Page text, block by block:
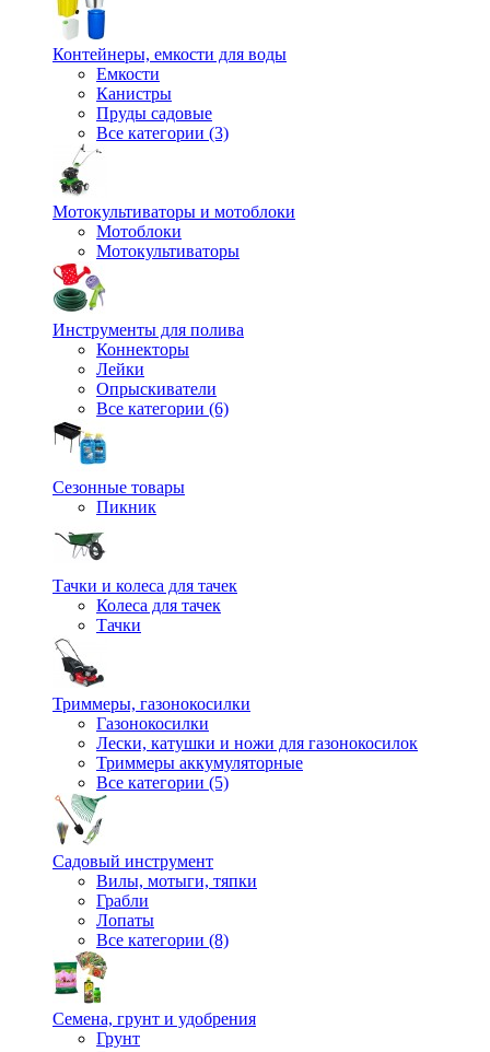
Контейнеры, емкости для воды
Емкости
Канистры
Пруды садовые
Все категории (3)
Мотокультиваторы и мотоблоки
Мотоблоки
Мотокультиваторы
Инструменты для полива
Коннекторы
Лейки
Опрыскиватели
Все категории (6)
Сезонные товары
Пикник
Тачки и колеса для тачек
Колеса для тачек
Тачки
Триммеры, газонокосилки
Газонокосилки
Лески, катушки и ножи для газонокосилок
Триммеры аккумуляторные
Все категории (5)
Садовый инструмент
Вилы, мотыги, тяпки
Грабли
Лопаты
Все категории (8)
Семена, грунт и удобрения
Грунт